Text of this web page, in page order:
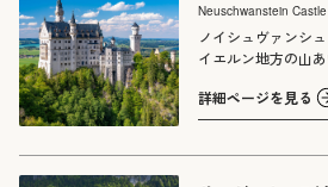
Neuschwanstein
ノイシュヴァンシ
イエルン地方の山
ら建設が始まり、
界への憧れを反映
詳細ページを見る